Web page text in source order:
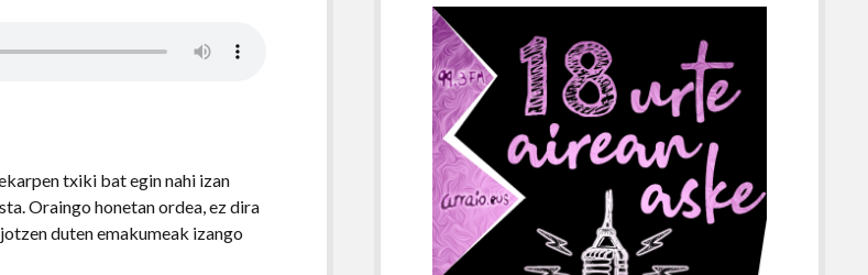
txiki bat egin nahi izan
Oraingo honetan ordea, ez dira
duten emakumeak izango